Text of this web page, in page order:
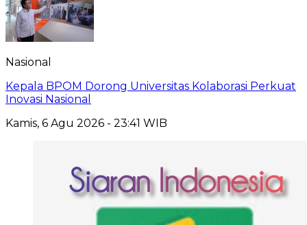
Nasional
Kepala BPOM Dorong Universitas Kolaborasi Perkuat
Inovasi Nasional
Kamis, 6 Agu 2026 - 23:41 WIB